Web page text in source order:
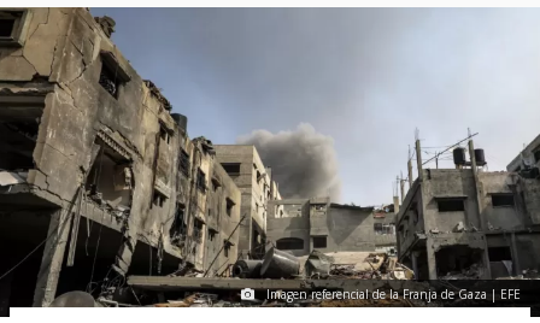
Imagen referencial de la Franja de Gaza | EFE